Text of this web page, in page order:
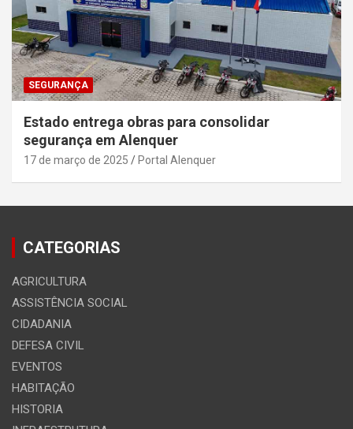
SEGURANÇA
Estado entrega obras para consolidar
segurança em Alenquer
17 de março de 2025 Portal Alenquer
CATEGORIAS
AGRICULTURA
ASSISTÊNCIA SOCIAL
CIDADANIA
DEFESA CIVIL
EVENTOS
HABITAÇÃO
HISTORIA